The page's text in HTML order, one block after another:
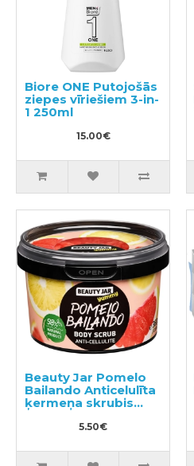
Biore ONE Putojošās
ziepes vīriešiem 3-in-
1 250ml
15.00€
Beauty Jar Pomelo
Bailando Anticelulīta
ķermeņa skrubis
360g
5.50€